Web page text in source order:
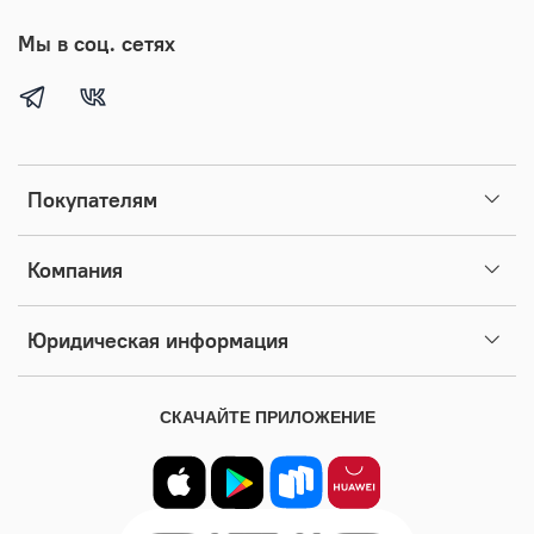
Покупателям
Компания
Юридическая информация
Мы в соц. сетях
СКАЧАЙТЕ ПРИЛОЖЕНИЕ